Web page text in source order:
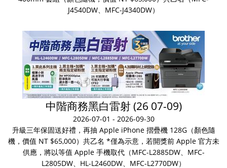
J4540DW、MFC-J4340DW）
中階商務黑白雷射 (26 07-09)
2026-07-01 - 2026-09-30
升級三年保固送好禮，再抽 Apple iPhone 摺疊機 128G（顏色隨
機，價值 NT $65,000）共乙名 *僅為示意，若開獎前 Apple 官方未
供應，將以等值 Apple 手機取代（MFC-L2885DW、MFC-
L2805DW、HL-L2460DW、MFC-L2770DW）